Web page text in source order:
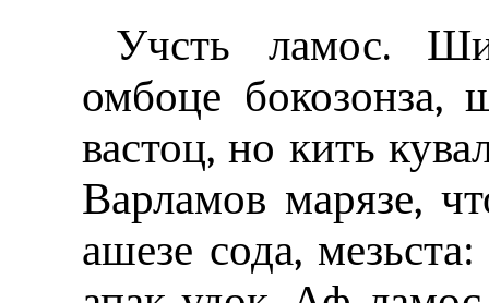
Учсть ламос.
омбоце бокозонза,
вастоц, но кить
Варламов марязе,
ашезе сода,